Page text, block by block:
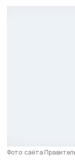
Фото: сайта